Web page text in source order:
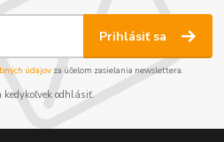
Prihlásiť sa
údajov za účelom zasielania newslettera.
kedykoľvek odhlásiť.